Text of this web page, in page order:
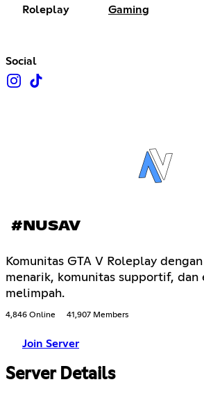
Roleplay Gaming
Social
#NUSAV
Komunitas GTA V Roleplay
menarik, komunitas supportif, dan
melimpah.
4,846 Online 41,907 Members
Join Server
Server Details